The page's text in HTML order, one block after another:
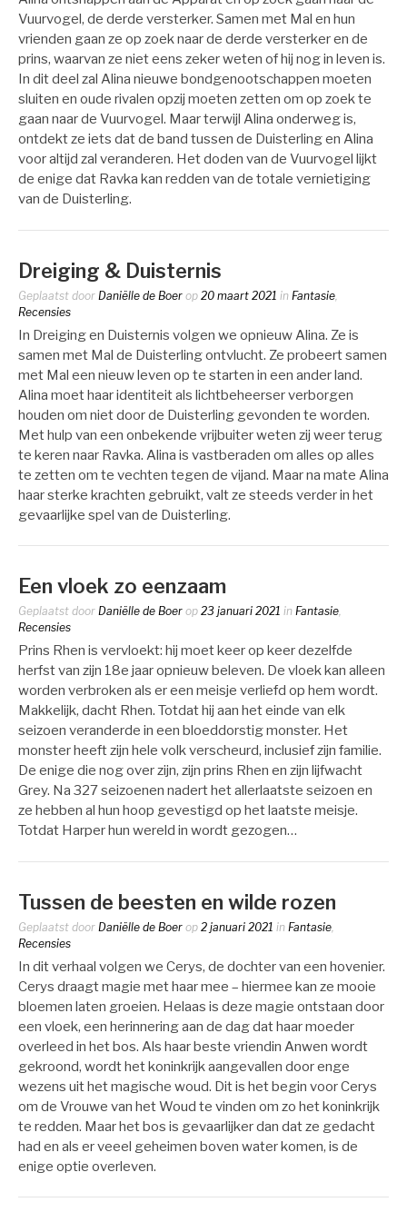
Vuurvogel, de derde versterker. Samen met Mal en hun
vrienden gaan ze op zoek naar de derde versterker en de
prins, waarvan ze niet eens zeker weten of hij nog in leven is.
In dit deel zal Alina nieuwe bondgenootschappen moeten
sluiten en oude rivalen opzij moeten zetten om op zoek te
gaan naar de Vuurvogel. Maar terwijl Alina onderweg is,
ontdekt ze iets dat de band tussen de Duisterling en Alina
voor altijd zal veranderen. Het doden van de Vuurvogel lijkt
de enige dat Ravka kan redden van de totale vernietiging
van de Duisterling.
Dreiging & Duisternis
Geplaatst door Daniëlle de Boer op 20 maart 2021 in Fantasie
Recensies
In Dreiging en Duisternis volgen we opnieuw Alina. Ze is
samen met Mal de Duisterling ontvlucht. Ze probeert samen
met Mal een nieuw leven op te starten in een ander land.
Alina moet haar identiteit als lichtbeheerser verborgen
houden om niet door de Duisterling gevonden te worden.
Met hulp van een onbekende vrijbuiter weten zij weer terug
te keren naar Ravka. Alina is vastberaden om alles op alles
te zetten om te vechten tegen de vijand. Maar na mate Alina
haar sterke krachten gebruikt, valt ze steeds verder in het
gevaarlijke spel van de Duisterling.
Een vloek zo eenzaam
Geplaatst door Daniëlle de Boer op 23 januari 2021 in Fantasie,
Recensies
Prins Rhen is vervloekt: hij moet keer op keer dezelfde
herfst van zijn 18e jaar opnieuw beleven. De vloek kan alleen
worden verbroken als er een meisje verliefd op hem wordt.
Makkelijk, dacht Rhen. Totdat hij aan het einde van elk
seizoen veranderde in een bloeddorstig monster. Het
monster heeft zijn hele volk verscheurd, inclusief zijn familie.
De enige die nog over zijn, zijn prins Rhen en zijn lijfwacht
Grey. Na 327 seizoenen nadert het allerlaatste seizoen en
ze hebben al hun hoop gevestigd op het laatste meisje.
Totdat Harper hun wereld in wordt gezogen…
Tussen de beesten en wilde rozen
Geplaatst door Daniëlle de Boer op 2 januari 2021 in Fantasie
Recensies
In dit verhaal volgen we Cerys, de dochter van een hovenier.
Cerys draagt magie met haar mee – hiermee kan ze mooie
bloemen laten groeien. Helaas is deze magie ontstaan door
een vloek, een herinnering aan de dag dat haar moeder
overleed in het bos. Als haar beste vriendin Anwen wordt
gekroond, wordt het koninkrijk aangevallen door enge
wezens uit het magische woud. Dit is het begin voor Cerys
om de Vrouwe van het Woud te vinden om zo het koninkrijk
te redden. Maar het bos is gevaarlijker dan dat ze gedacht
had en als er veeel geheimen boven water komen, is de
enige optie overleven.